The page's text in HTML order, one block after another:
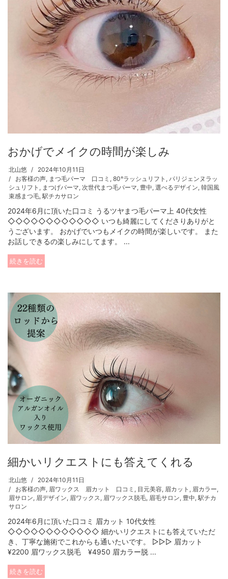
おかげでメイクの時間が楽しみ
北山悠
2024年10月11日
お客様の声, まつ毛パーマ 口コミ , 80°ラッシュリフト , パリジェンヌラッ
シュリフト , まつげパーマ, 次世代まつ毛パーマ, 豊中, 選べるデザイン, 韓国風
束感まつ毛, 駅チカサロン
2024年6月に頂いた口コミ うるツヤまつ毛パーマ上 40代女性
◇◇◇◇◇◇◇◇◇◇◇◇ いつも綺麗にしてくださりありがと
うございます。 おかげでいつもメイクの時間が楽しいです。 また
お話しできるの楽しみにしてます。 ...
続きを読む
細かいリクエストにも答えてくれる
北山悠
2024年10月11日
お客様の声, 眉ワックス 眉カット 口コミ , 目元美容, 眉カット , 眉カラー,
眉サロン, 眉デザイン, 眉ワックス , 眉ワックス脱毛, 眉毛サロン, 豊中, 駅チカ
サロン
2024年6月に頂いた口コミ 眉カット 10代女性
◇◇◇◇◇◇◇◇◇◇◇◇ 細かいリクエストにも答えていただ
き、丁寧な施術でこれからも通いたいです。 ▷▷▷ 眉カット
¥2200 眉ワックス脱毛 ¥4950 眉カラー脱 ...
続きを読む